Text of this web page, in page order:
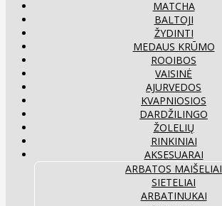
MATCHA
BALTOJI
ŽYDINTI
MEDAUS KRŪMO
ROOIBOS
VAISINĖ
AJURVEDOS
KVAPNIOSIOS
DARDŽILINGO
ŽOLELIŲ
RINKINIAI
AKSESUARAI
ARBATOS MAIŠELIAI
SIETELIAI
ARBATINUKAI